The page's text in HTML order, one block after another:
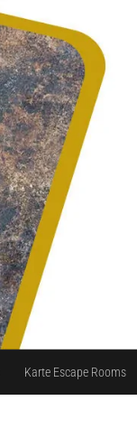
Karte Escape Rooms